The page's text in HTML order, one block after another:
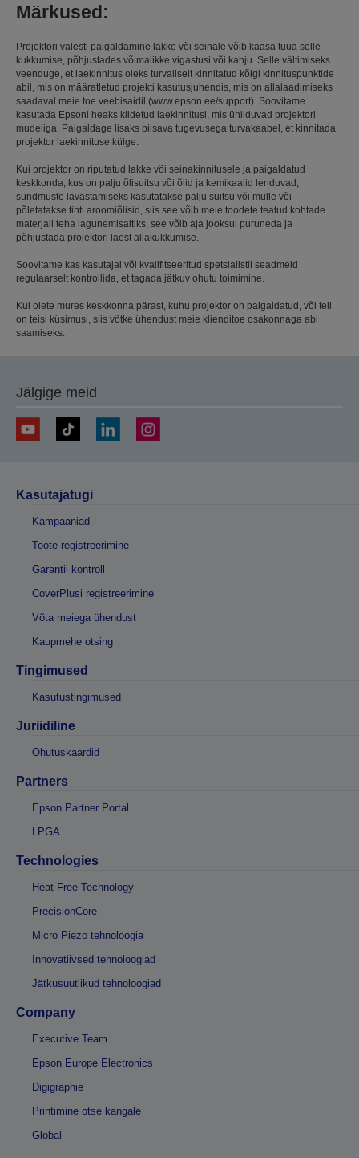
Märkused:
Projektori valesti paigaldamine lakke või seinale võib kaasa tuua selle
kukkumise, põhjustades võimalikke vigastusi või kahju. Selle vältimiseks
veenduge, et laekinnitus oleks turvaliselt kinnitatud kõigi kinnituspunktide
abil, mis on määratletud projekti kasutusjuhendis, mis on allalaadimiseks
saadaval meie toe veebisaidil (www.epson.ee/support). Soovitame
kasutada Epsoni heaks kiidetud laekinnitusi, mis ühilduvad projektori
mudeliga. Paigaldage lisaks piisava tugevusega turvakaabel, et kinnitada
projektor laekinnituse külge.
Kui projektor on riputatud lakke või seinakinnitusele ja paigaldatud
keskkonda, kus on palju õlisuitsu või õlid ja kemikaalid lenduvad,
sündmuste lavastamiseks kasutatakse palju suitsu või mulle või
põletatakse tihti aroomiõlisid, siis see võib meie toodete teatud kohtade
materjali teha lagunemisaltiks, see võib aja jooksul puruneda ja
põhjustada projektori laest allakukkumise.
Soovitame kas kasutajal või kvalifitseeritud spetsialistil seadmeid
regulaarselt kontrollida, et tagada jätkuv ohutu toimimine.
Kui olete mures keskkonna pärast, kuhu projektor on paigaldatud, või teil
on teisi küsimusi, siis võtke ühendust meie klienditoe osakonnaga abi
saamiseks.
Jälgige meid
Kasutajatugi
Kampaaniad
Toote registreerimine
Garantii kontroll
CoverPlusi registreerimine
Võta meiega ühendust
Kaupmehe otsing
Tingimused
Kasutustingimused
Juriidiline
Ohutuskaardid
Partners
Epson Partner Portal
LPGA
Technologies
Heat-Free Technology
PrecisionCore
Micro Piezo tehnoloogia
Innovatiivsed tehnoloogiad
Jätkusuutlikud tehnoloogiad
Company
Executive Team
Epson Europe Electronics
Digigraphie
Printimine otse kangale
Global